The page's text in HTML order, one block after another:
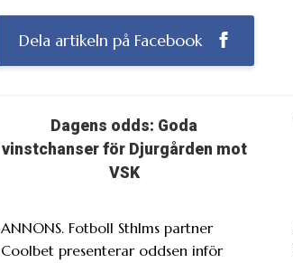
Dela artikeln på Facebook
Dagens odds: Goda
vinstchanser för Djurgården mot
VSK
ANNONS. Fotboll Sthlms partner
Coolbet presenterar oddsen inför